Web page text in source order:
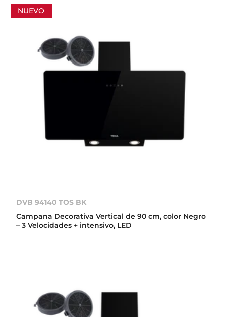
NUEVO
DVB 94140 TOS BK
Campana Decorativa Vertical de 90 cm, color Negro
– 3 Velocidades + intensivo, LED